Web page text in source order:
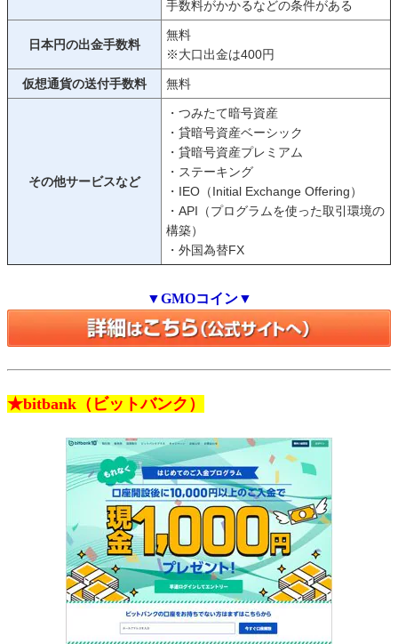
手数料がかかるなどの条件がある
日本円の出金手数料
無料
※大口出金は400円
仮想通貨の送付手数料 無料
その他サービスなど
・つみたて暗号資産
・貸暗号資産ベーシック
・貸暗号資産プレミアム
・ステーキング
・IEO（Initial Exchange Offering）
・API（プログラムを使った取引環境の
構築）
・外国為替FX
▼GMOコイン▼
★bitbank（ビットバンク）